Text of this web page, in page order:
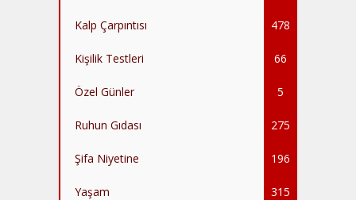
Kalp Çarpıntısı 478
Kişilik Testleri 66
Özel Günler 5
Ruhun Gıdası 275
Şifa Niyetine 196
Yaşam 315